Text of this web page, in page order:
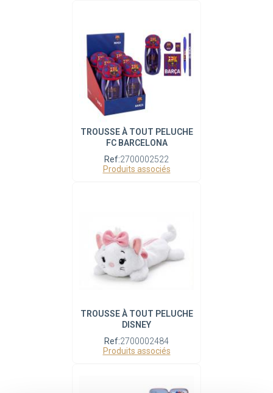
TROUSSE À TOUT PELUCHE
FC BARCELONA
Ref:2700002522
Produits associés
TROUSSE À TOUT PELUCHE
DISNEY
Ref:2700002484
Produits associés